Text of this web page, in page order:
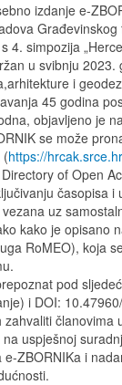
izdanje e-
4. simpozija
u svibnju 2023.
i
45 godina
objavljeno je
se može
(https://
of Open
časopisa i
uz
kako je opisano
RoMEO), koja
pod
i DOI:
članovima
uspješnoj
ZBORNIKa i